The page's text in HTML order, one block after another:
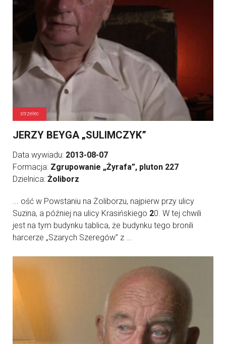
strzelec
JERZY BEYGA „SULIMCZYK”
Data wywiadu: 2013-08-07
Formacja: Zgrupowanie „Żyrafa”, pluton 227
Dzielnica: Żoliborz
... ość w Powstaniu na Żoliborzu, najpierw przy ulicy
Suzina, a później na ulicy Krasińskiego 20. W tej chwili
jest na tym budynku tablica, że budynku tego bronili
harcerze „Szarych Szeregów” z ...